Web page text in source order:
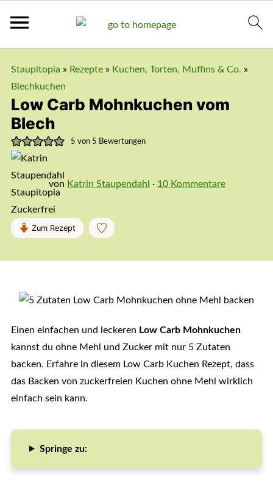
Staupitopia » Rezepte» Kuchen, Torten, Muffins & Co. »
Blechkuchen
Low Carb Mohnkuchen vom
Blech
5 von 5 Bewertungen
von Katrin Staupendahl · 10 Kommentare
Zum Rezept
Einen einfachen und leckeren Low Carb Mohnkuchen
kannst du ohne Mehl und Zucker mit nur 5 Zutaten
backen. Erfahre in diesem Low Carb Kuchen Rezept, dass
das Backen von zuckerfreien Kuchen ohne Mehl wirklich
einfach sein kann.
Springe zu: